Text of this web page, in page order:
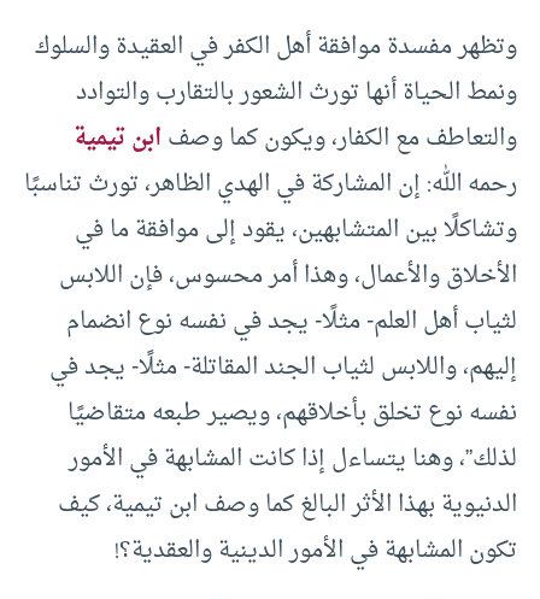
وتظهر مفسدة موافقة أهل الكفر في العقيدة والسلوك
ونمط الحياة أنها تورث الشعور بالتقارب والتوادد
والتعاطف مع الكفار، ويكون كما وصفابن تيمية
رحمه الله: إن المشاركة في الهدي الظاهر، تورث تناسبًا
وتشاكلًا بين المتشابهين، يقود إلى موافقة ما في
الأخلاق والأعمال، وهذا أمر محسوس، فإن اللابس
لثياب أهل العلم- مثلًا- يجد في نفسه نوع انضمام
إليهم، واللابس لثياب الجند المقاتلة- مثلًا- يجد في
نفسه نوع تخلق بأخلاقهم، ويصير طبعه متقاضيًا
لذلك”، وهنا يتساءل إذا كانت المشابهة في الأمور
الدنيوية بهذا الأثر البالغ كما وصف ابن تيمية، كيف
تكون المشابهة في الأمور الدينية والعقدية؟!